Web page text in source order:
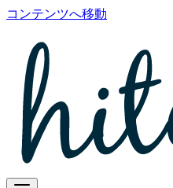
コンテンツへ移動